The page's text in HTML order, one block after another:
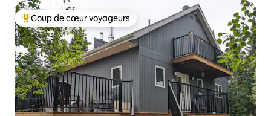
Coups de cœur voyageurs les plus appréciés
Coup de cœur voyageurs